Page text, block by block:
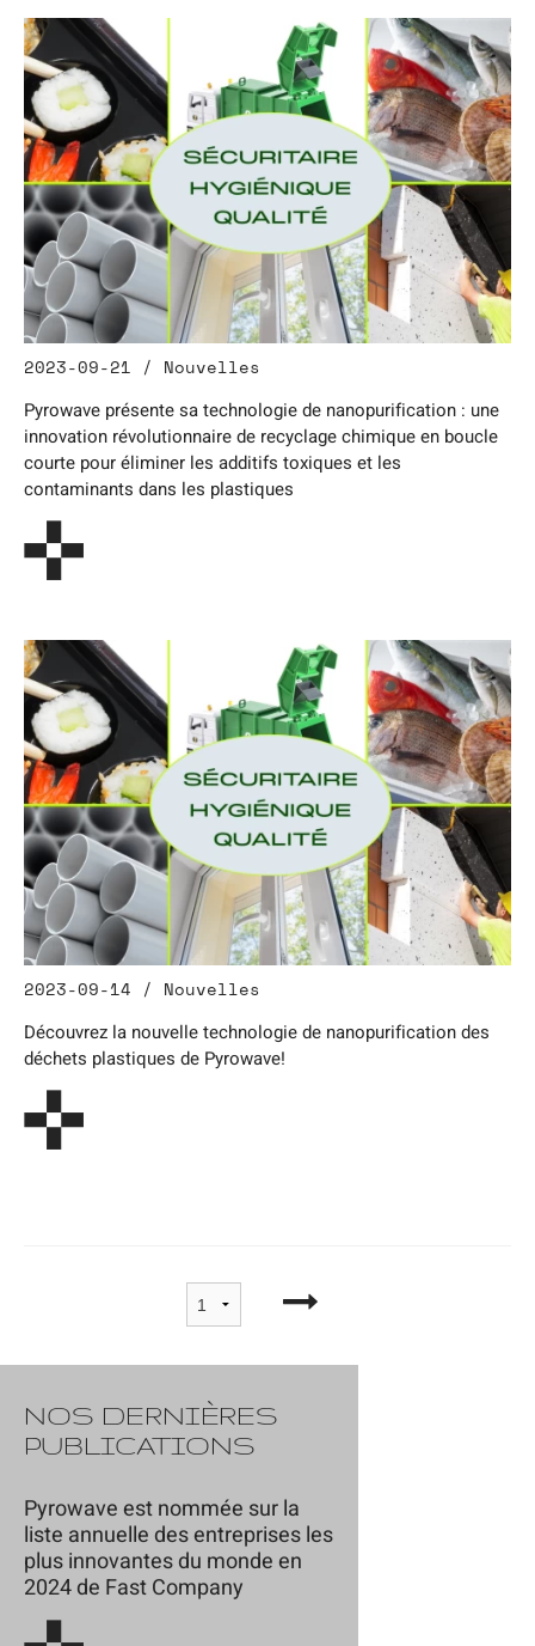
2023-09-21 / Nouvelles
Pyrowave présente sa technologie de nanopurification : une
innovation révolutionnaire de recyclage chimique en boucle
courte pour éliminer les additifs toxiques et les
contaminants dans les plastiques
2023-09-14 / Nouvelles
Découvrez la nouvelle technologie de nanopurification des
déchets plastiques de Pyrowave!
NOS DERNIÈRES
PUBLICATIONS
Pyrowave est nommée sur la
liste annuelle des entreprises les
plus innovantes du monde en
2024 de Fast Company